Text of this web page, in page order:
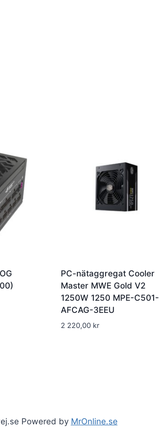
PC-nätaggregat Cooler
Master MWE Gold V2
1250W 1250 MPE-C501-
AFCAG-3EEU
2 220,00 kr
Powered by MrOnline.se